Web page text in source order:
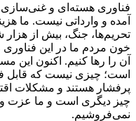
فناوری هسته‌ای و
آمده و وارداتی نیست. ما
تحریم‌ها، جنگ، بیش از هزار
خون مردم ما در این فناوری
آن را رها کنیم. اکنون این
است؛ چیزی نیست که قابل
پرفشار هستند و مشکلات
چیز دیگری است و ما عزت و
نمی‌فروشیم.